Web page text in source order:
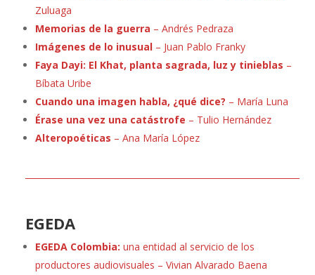
Zuluaga
Memorias de la guerra – Andrés Pedraza
Imágenes de lo inusual – Juan Pablo Franky
Faya Dayi: El Khat, planta sagrada, luz y tinieblas –
Bíbata Uribe
Cuando una imagen habla, ¿qué dice? – María Luna
Érase una vez una catástrofe – Tulio Hernández
Alteropoéticas – Ana María López
EGEDA
EGEDA Colombia:una entidad al servicio de los
productores audiovisuales – Vivian Alvarado Baena